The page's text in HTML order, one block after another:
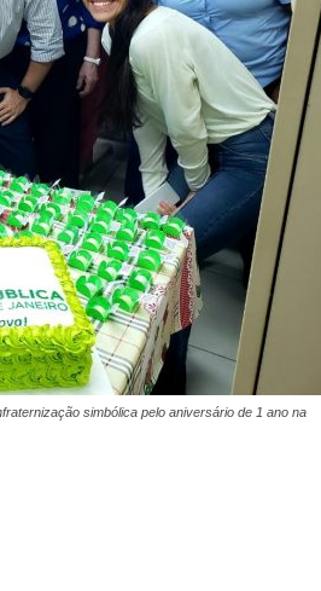
simbólica pelo aniversário de 1 ano na